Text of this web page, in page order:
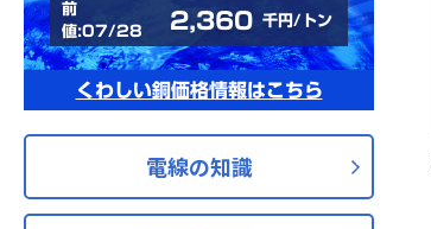
前
値:07/28
2,360 千円/トン
くわしい銅価格情報はこちら
電線の知識